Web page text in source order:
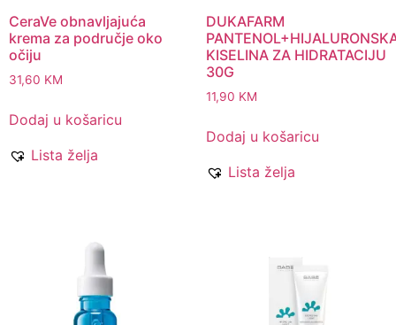
CeraVe obnavljajuća
krema za područje oko
očiju
31,60 KM
Dodaj u košaricu
Lista želja
DUKAFARM
KISELINA ZA HIDRATACIJU
30G
11,90 KM
Dodaj u košaricu
Lista želja